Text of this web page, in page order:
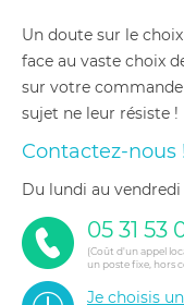
Un doute sur le
face au vaste choix
sur votre
sujet ne leur résiste !
Contactez-nous
du lundi au vendredi
05 31 53
(Coût d'un appel
un poste fixe, hors
Je choisis